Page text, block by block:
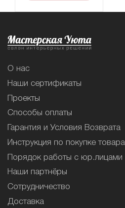
О нас
Наши сертификаты
Проекты
Способы оплаты
Гарантия и Условия Возврата
Инструкция по покупке товара
Порядок работы с юр.лицами
Наши партнёры
Сотрудничество
Доставка